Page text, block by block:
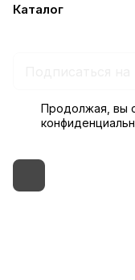
Каталог
Продолжая, вы